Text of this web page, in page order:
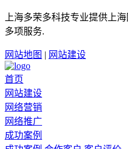
上海多荣多科技专业提供上
多项服务.
网站地图 | 网站建设
首页
网站建设
网络营销
网络推广
成功案例